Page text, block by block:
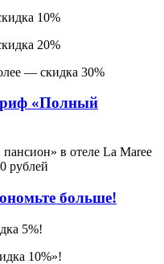
10%
20%
— скидка 30%
«Полный
в отеле La Maree
рублей
больше!
5%!
10%»!